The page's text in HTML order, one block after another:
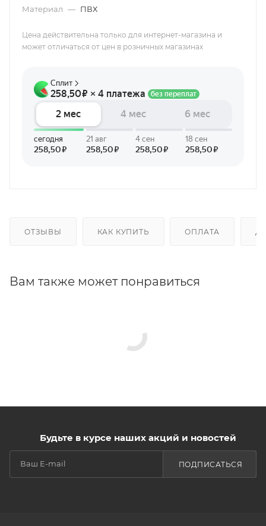
Материал — ПВХ
Цена действительна только для интернет-магазина и
может отличаться от цен в розничных магазинах
ОТЗЫВЫ КАК КУПИТЬ ОПЛАТА
Вам также может понравиться
Будьте в курсе наших акций и новостей
ПОДПИСАТЬСЯ